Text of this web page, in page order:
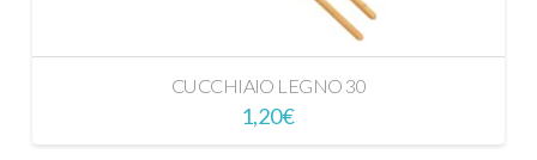
CUCCHIAIO LEGNO 30
1,20€